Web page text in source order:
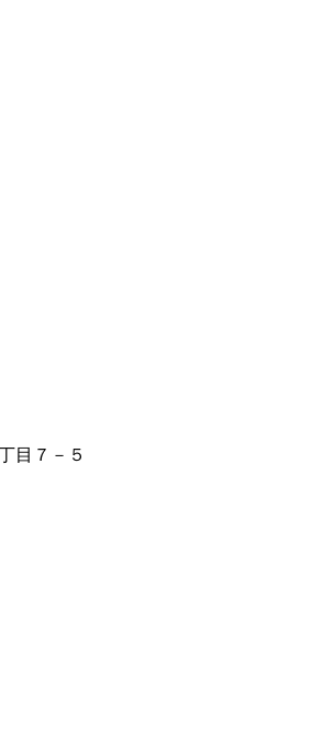
目７－５